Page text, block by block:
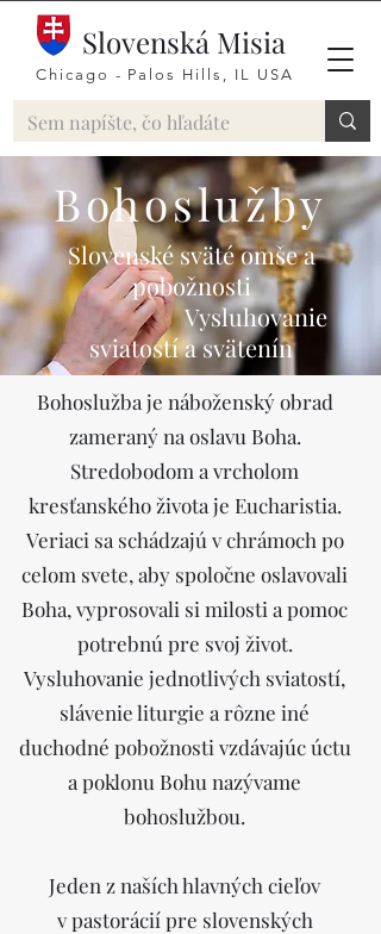
Slovenská Misia
Chicago - Palos Hills, IL USA
Bohoslužby
Slovenské sväté omše a
pobožnosti
Vysluhovanie
sviatostí a svätenín
Bohoslužba je náboženský obrad
zameraný na oslavu Boha.
Stredobodom a vrcholom
kresťanského života je Eucharistia.
Veriaci sa schádzajú v chrámoch po
celom svete, aby spoločne oslavovali
Boha, vyprosovali si milosti a pomoc
potrebnú pre svoj život.
Vysluhovanie jednotlivých sviatostí,
slávenie liturgie a rôzne iné
duchodné pobožnosti vzdávajúc úctu
a poklonu Bohu nazývame
bohoslužbou.
Jeden z naších hlavných cieľov
v pastorácií pre slovenských